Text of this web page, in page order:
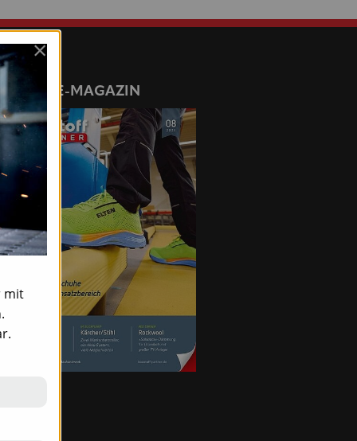
ONLINE-MAGAZIN
mit
×